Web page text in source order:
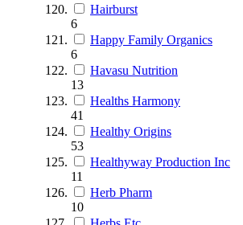
Hairburst
6
Happy Family Organics
6
Havasu Nutrition
13
Healths Harmony
41
Healthy Origins
53
Healthyway Production Inc
11
Herb Pharm
10